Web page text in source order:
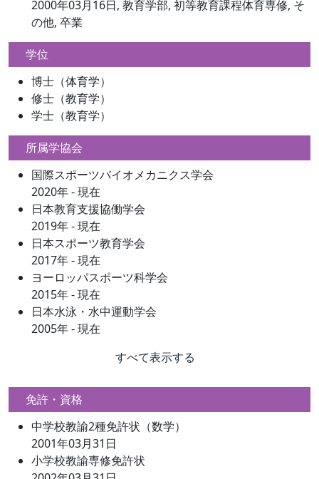
2000年03月16日, 教育学部, 初等教育課程体育専修, そ
の他, 卒業
学位
博士（体育学）
修士（教育学）
学士（教育学）
所属学協会
国際スポーツバイオメカニクス学会
2020年 - 現在
日本教育支援協働学会
2019年 - 現在
日本スポーツ教育学会
2017年 - 現在
ヨーロッパスポーツ科学会
2015年 - 現在
日本水泳・水中運動学会
2005年 - 現在
すべて表示する
免許・資格
中学校教諭2種免許状（数学）
2001年03月31日
小学校教諭専修免許状